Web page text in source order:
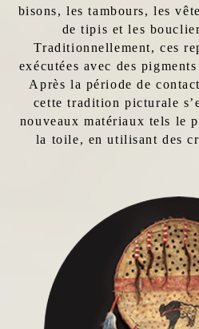
bisons, les tambours, les
de tipis et les
Traditionnellement, ces
exécutées avec des
Après la période de
cette tradition picturale
nouveaux matériaux tels le
la toile, en utilisant des